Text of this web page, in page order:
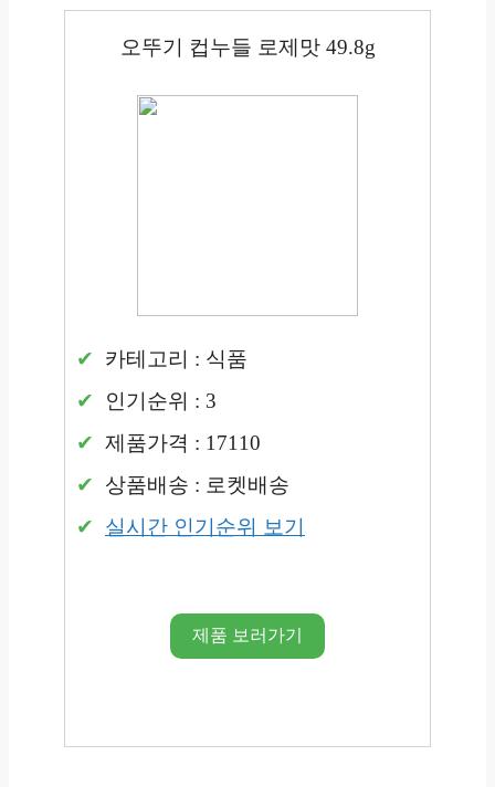
오뚜기 컵누들 로제맛 49.8g
카테고리 : 식품
인기순위 : 3
제품가격 : 17110
상품배송 : 로켓배송
실시간 인기순위 보기
제품 보러가기